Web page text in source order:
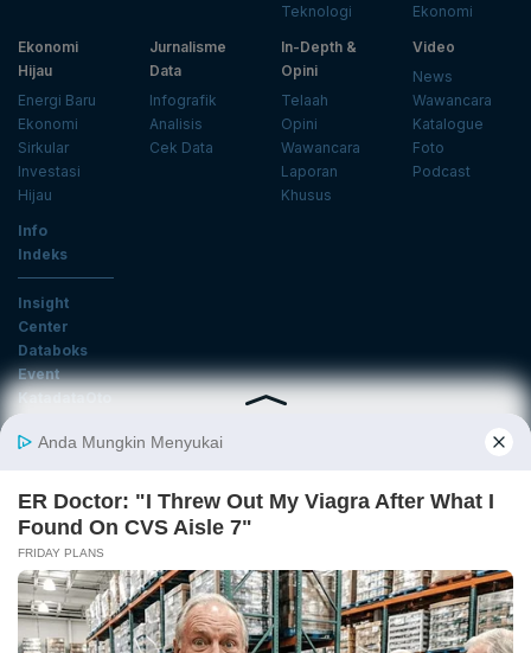
Teknologi
Ekonomi
Ekonomi
Hijau
Energi Baru
Ekonomi
Sirkular
Investasi
Hijau
Jurnalisme
Data
Infografik
Analisis
Cek Data
In-Depth &
Opini
Telaah
Opini
Wawancara
Laporan
Khusus
Video
News
Wawancara
Katalogue
Foto
Podcast
Info
Indeks
Insight
Center
Databoks
Event
KatadataOto
Email
Daftar